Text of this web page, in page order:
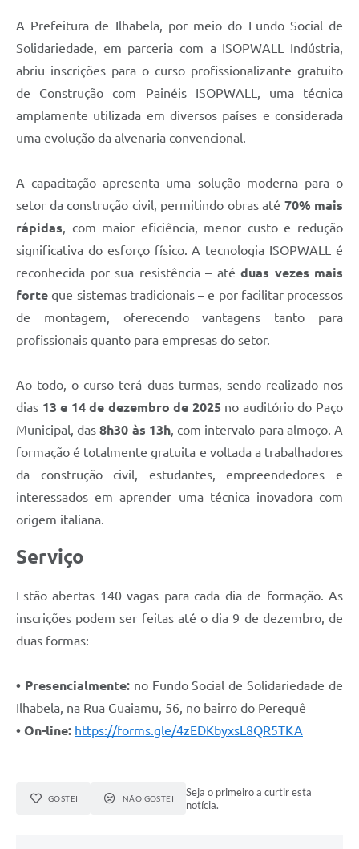
A Prefeitura de Ilhabela, por meio do Fundo Social de
Solidariedade, em parceria com a ISOPWALL Indústria,
abriu inscrições para o curso profissionalizante gratuito
de Construção com Painéis ISOPWALL, uma técnica
amplamente utilizada em diversos países e considerada
uma evolução da alvenaria convencional.
A capacitação apresenta uma solução moderna para o
setor da construção civil, permitindo obras até 70% mais
rápidas , com maior eficiência, menor custo e redução
significativa do esforço físico. A tecnologia ISOPWALL é
reconhecida por sua resistência – até duas vezes mais
forte que sistemas tradicionais – e por facilitar processos
de montagem, oferecendo vantagens tanto para
profissionais quanto para empresas do setor.
Ao todo, o curso terá duas turmas, sendo realizado nos
dias 13 e 14 de dezembro de 2025 no auditório do Paço
Municipal, das8h30 às 13h, com intervalo para almoço. A
formação é totalmente gratuita e voltada a trabalhadores
da construção civil, estudantes, empreendedores e
interessados em aprender uma técnica inovadora com
origem italiana.
Serviço
Estão abertas 140 vagas para cada dia de formação. As
inscrições podem ser feitas até o dia 9 de dezembro, de
duas formas:
• Presencialmente:no Fundo Social de Solidariedade de
Ilhabela, na Rua Guaiamu, 56, no bairro do Perequê
• On-line: https://forms.gle/4zEDKbyxsL8QR5TKA
GOSTEI NÃO GOSTEI
Seja o primeiro a curtir esta
notícia.